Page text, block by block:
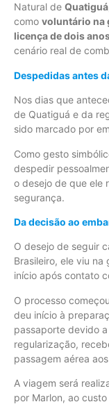
Natural de Quatiguá
como voluntário na
licença de dois
cenário real de
Despedidas antes
Nos dias que
de Quatiguá e da
sido marcado por
Como gesto
despedir
o desejo de que ele
segurança.
Da decisão ao
O desejo de seguir
Brasileiro, ele viu
início após contato
O processo
deu início à
passaporte devido
regularização,
passagem aérea
A viagem será
por Marlon, ao